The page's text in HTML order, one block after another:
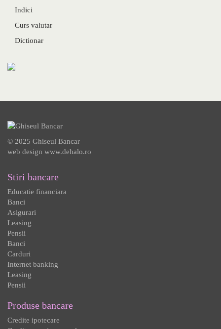
Indici
Curs valutar
Dictionar
© 2025 Ghiseul Bancar
web design www.dehalo.ro
Stiri bancare
Educatie financiara
Banci
Asigurari
Leasing
Pensii
Banci
Carduri
Internet banking
Leasing
Pensii
Produse bancare
Credite ipotecare